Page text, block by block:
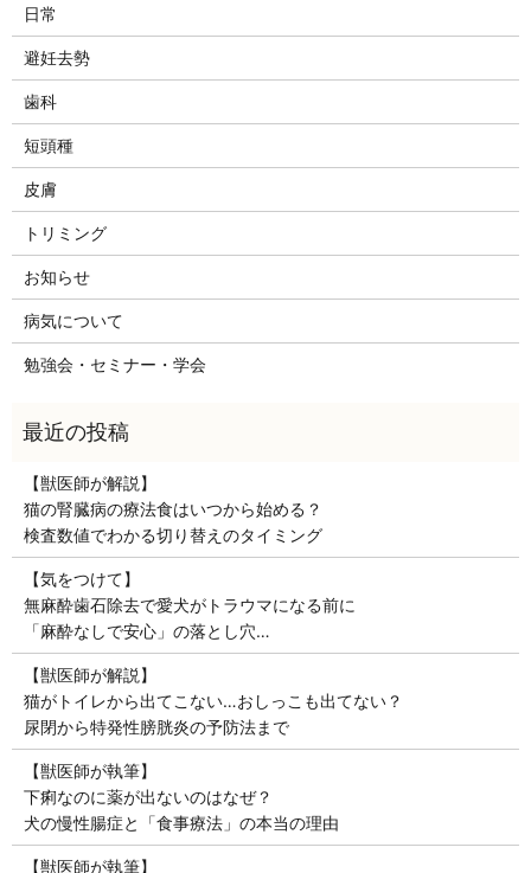
日常
避妊去勢
歯科
短頭種
皮膚
トリミング
お知らせ
病気について
勉強会・セミナー・学会
【獣医師が解説】
猫の腎臓病の療法食はいつから始める？
検査数値でわかる切り替えのタイミング
【気をつけて】
無麻酔歯石除去で愛犬がトラウマになる前に
「麻酔なしで安心」の落とし穴…
【獣医師が解説】
猫がトイレから出てこない…おしっこも出てない？
尿閉から特発性膀胱炎の予防法まで
【獣医師が執筆】
下痢なのに薬が出ないのはなぜ？
犬の慢性腸症と「食事療法」の本当の理由
【獣医師が執筆】